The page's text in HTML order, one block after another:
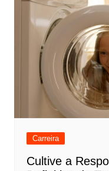
Carreira
Cultive a